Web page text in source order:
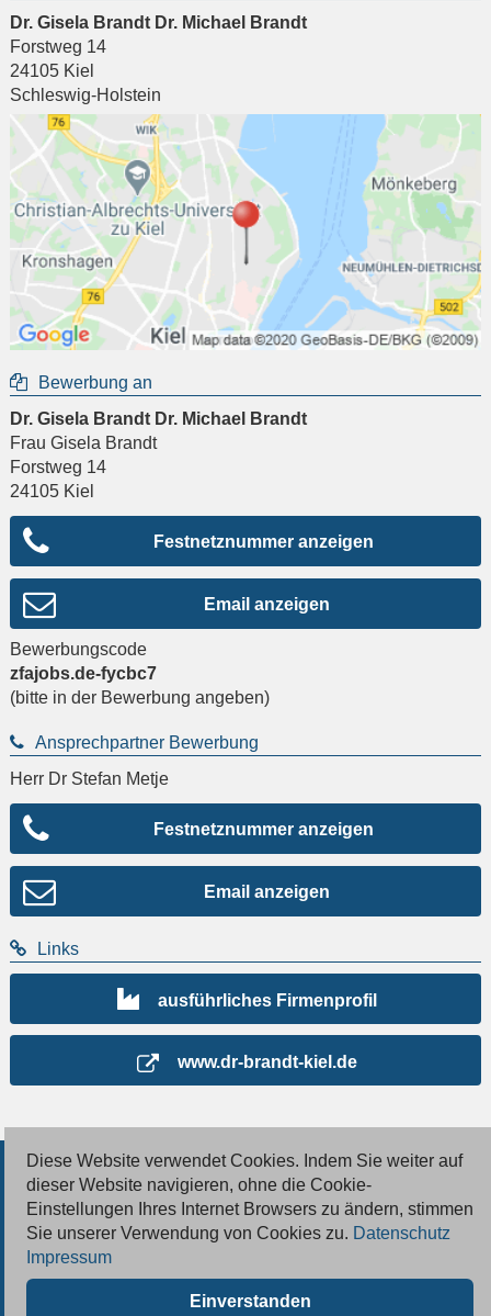
Dr. Gisela Brandt Dr. Michael Brandt
Forstweg 14
24105 Kiel
Schleswig-Holstein
Bewerbung an
Dr. Gisela Brandt Dr. Michael Brandt
Frau Gisela Brandt
Forstweg 14
24105 Kiel
Festnetznummer anzeigen
Email anzeigen
Bewerbungscode
zfajobs.de-fycbc7
(bitte in der Bewerbung angeben)
Ansprechpartner Bewerbung
Herr Dr Stefan Metje
Festnetznummer anzeigen
Email anzeigen
Links
ausführliches Firmenprofil
www.dr-brandt-kiel.de
© 2026 Deutsche Jobmarkt GmbH
Inserieren
Kontakt
Diese Website verwendet Cookies. Indem Sie weiter auf
dieser Website navigieren, ohne die Cookie-
Einstellungen Ihres Internet Browsers zu ändern, stimmen
Sie unserer Verwendung von Cookies zu. Datenschutz
Impressum
Einverstanden